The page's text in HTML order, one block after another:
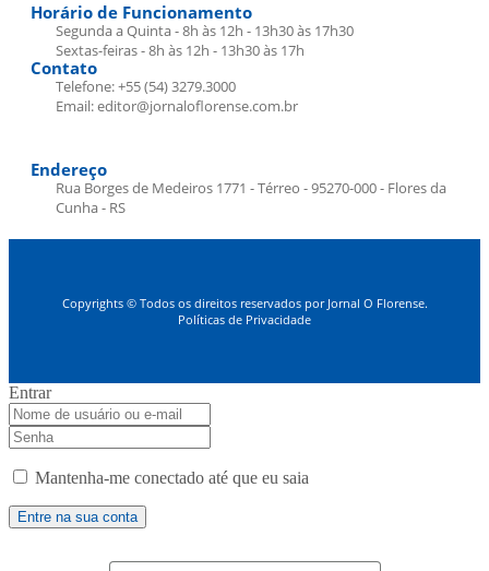
Horário de Funcionamento
Segunda a Quinta - 8h às 12h - 13h30 às 17h30
Sextas-feiras - 8h às 12h - 13h30 às 17h
Contato
Telefone: +55 (54) 3279.3000
Email: editor@jornaloflorense.com.br
Endereço
Rua Borges de Medeiros 1771 - Térreo - 95270-000 - Flores da
Cunha - RS
Copyrights © Todos os direitos reservados por Jornal O Florense.
Políticas de Privacidade
Entrar
Mantenha-me conectado até que eu saia